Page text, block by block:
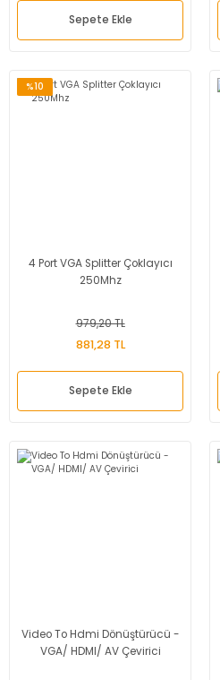
Sepete Ekle
%10
4 Port VGA Splitter Çoklayıcı
250Mhz
979,20 TL
881,28 TL
Sepete Ekle
Video To Hdmi Dönüştürücü -
VGA/ HDMI/ AV Çevirici